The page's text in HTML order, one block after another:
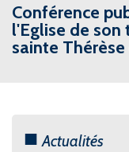
Conférence
l'Eglise de son
sainte
Actualités